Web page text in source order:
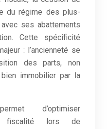
du régime des plus-
ses abattements
Cette spécificité
: l’ancienneté se
des parts, non
immobilier par la
d’optimiser
fiscalité lors de